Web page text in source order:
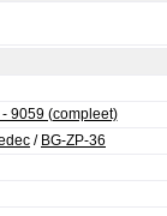
9059 (compleet)
/ BG-ZP-36